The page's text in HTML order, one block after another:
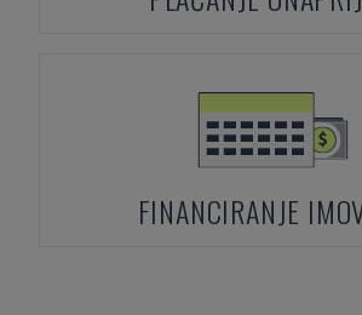
FINANCIRANJE